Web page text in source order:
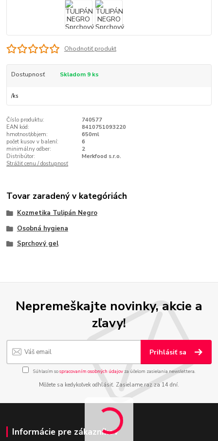
Ohodnotiť produkt
Dostupnosť Skladom 9 ks
/ks
Číslo produktu:
740577
EAN kód:
8410751093220
hmotnosť/objem:
650ml
počet kusov v balení:
6
minimálny odber:
2
Distribútor:
Merkfood s.r.o.
Strážiť cenu / dostupnosť
Tovar zaradený v kategóriách
Kozmetika Tulipán Negro
Osobná hygiena
Sprchový gel
Nepremeškajte novinky, akcie a
zľavy!
Prihlásiť sa
Súhlasím sospracovaním osobných údajov za účelom zasielania newslettera.
Môžete sa kedykoľvek odhlásiť. Zasielame raz za 14 dní.
Informácie pre zákazníkov